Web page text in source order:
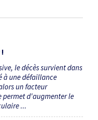
le décès survient dans
à une défaillance
un facteur
d'augmenter le
...